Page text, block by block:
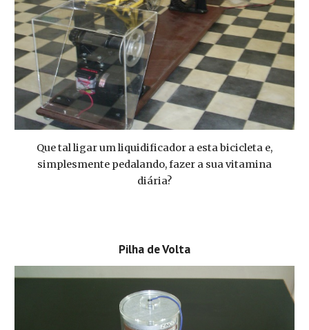
Que tal ligar um liquidificador a esta bicicleta e,
simplesmente pedalando, fazer a sua vitamina
diária?
Pilha de Volta